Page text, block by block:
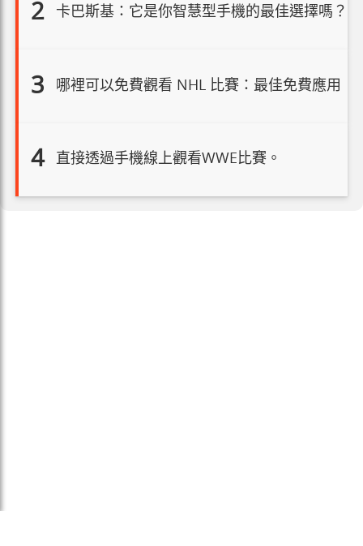
2 卡巴斯基：它是你智慧型手機的最佳選擇嗎？
3 哪裡可以免費觀看 NHL 比賽：最佳免費應用
4 直接透過手機線上觀看WWE比賽。